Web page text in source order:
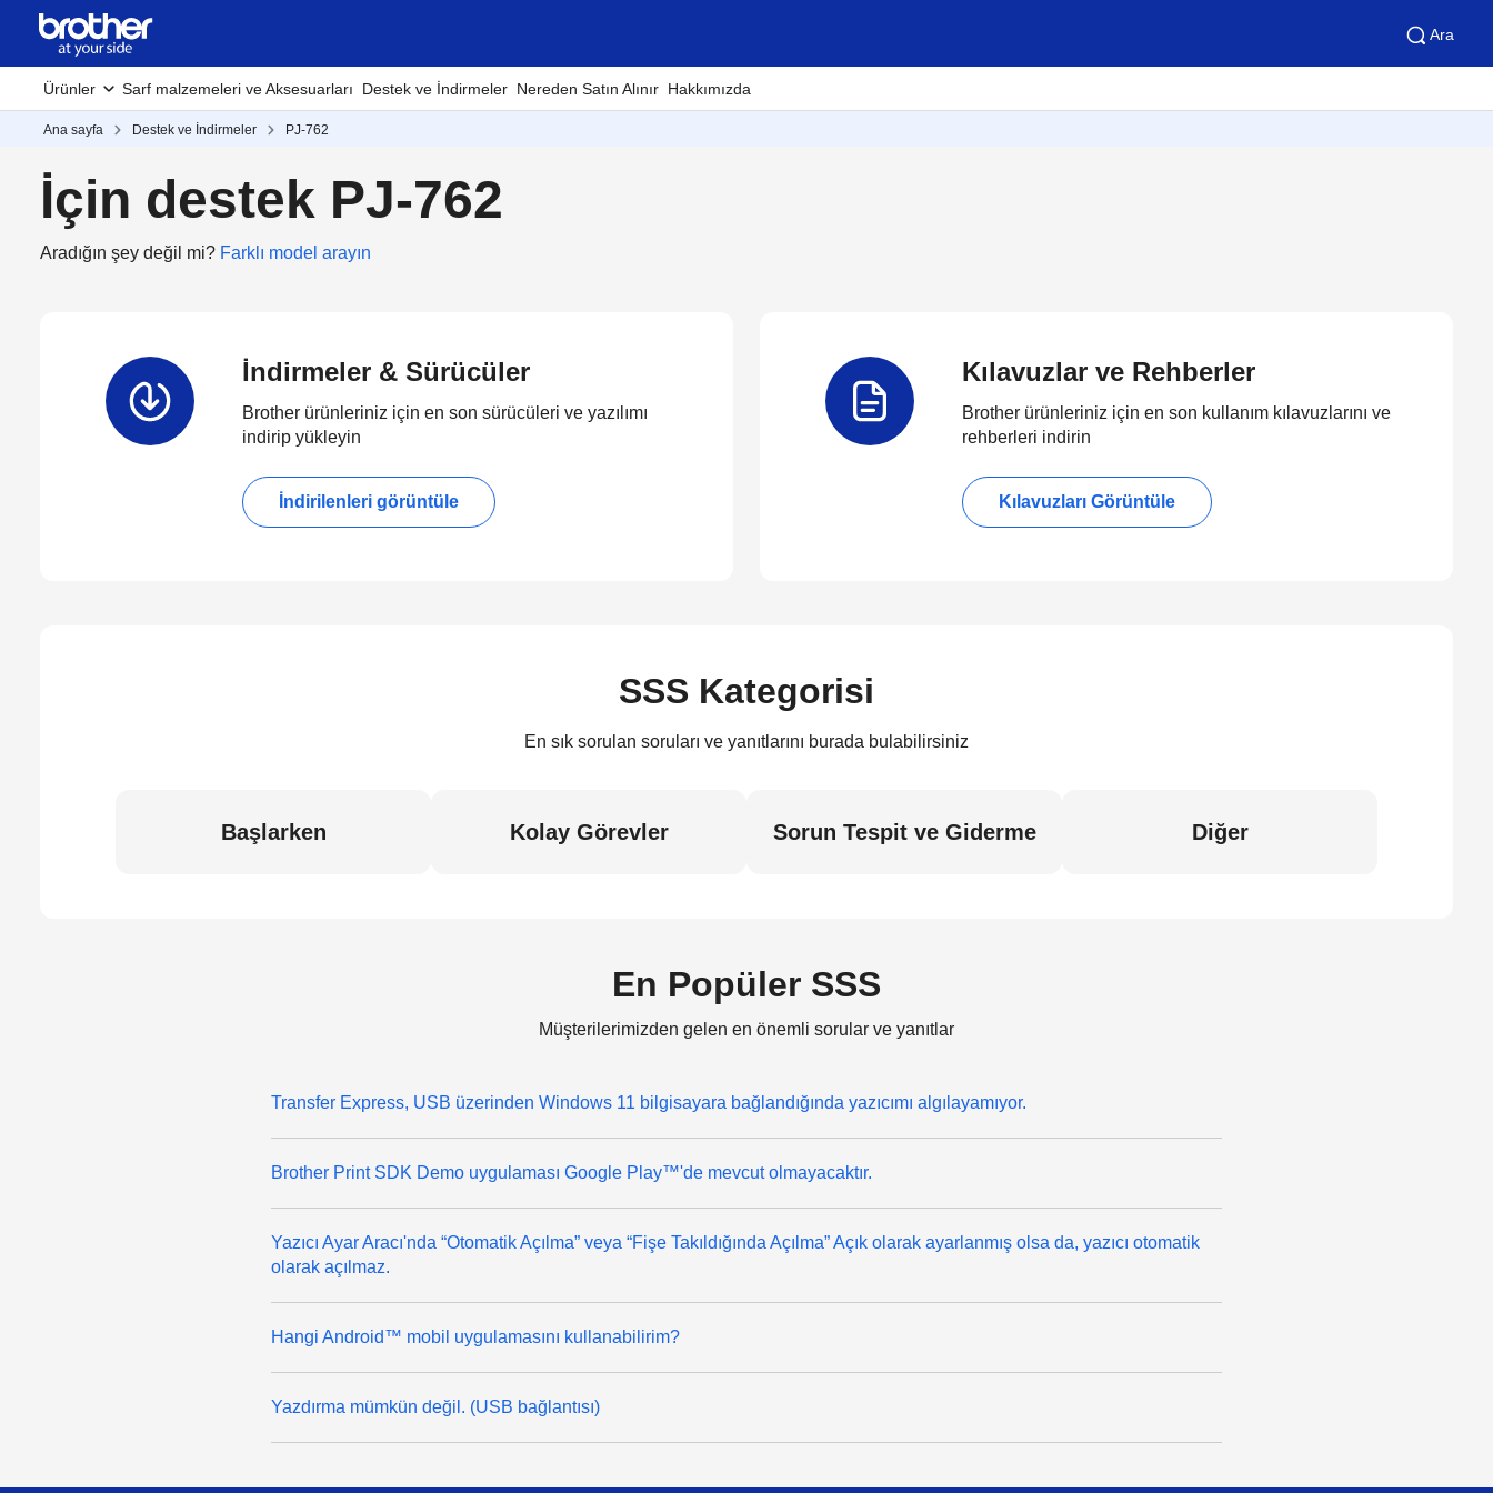
Ara
Ürünler Sarf malzemeleri ve Aksesuarları Destek ve İndirmeler Nereden Satın Alınır Hakkımızda
Ana sayfa Destek ve İndirmeler PJ-762
İçin destek PJ-762
Aradığın şey değil mi? Farklı model arayın
İndirmeler & Sürücüler
Brother ürünleriniz için en son sürücüleri ve yazılımı
indirip yükleyin
İndirilenleri görüntüle
Kılavuzlar ve Rehberler
Brother ürünleriniz için en son kullanım kılavuzlarını ve
rehberleri indirin
Kılavuzları Görüntüle
SSS Kategorisi
En sık sorulan soruları ve yanıtlarını burada bulabilirsiniz
Başlarken Kolay Görevler Sorun Tespit ve Giderme Diğer
En Popüler SSS
Müşterilerimizden gelen en önemli sorular ve yanıtlar
Transfer Express, USB üzerinden Windows 11 bilgisayara bağlandığında yazıcımı algılayamıyor.
Brother Print SDK Demo uygulaması Google Play™'de mevcut olmayacaktır.
Yazıcı Ayar Aracı'nda “Otomatik Açılma” veya “Fişe Takıldığında Açılma” Açık olarak ayarlanmış olsa da, yazıcı otomatik
olarak açılmaz.
Hangi Android™ mobil uygulamasını kullanabilirim?
Yazdırma mümkün değil. (USB bağlantısı)